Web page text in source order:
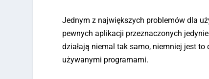
Jednym z największych problemów dla
pewnych aplikacji przeznaczonych
działają niemal tak samo, niemniej jest
używanymi programami.